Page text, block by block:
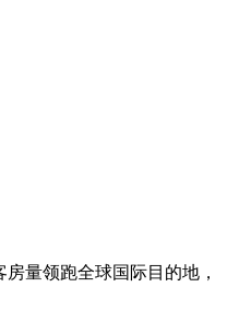
量领跑全球国际目的地，